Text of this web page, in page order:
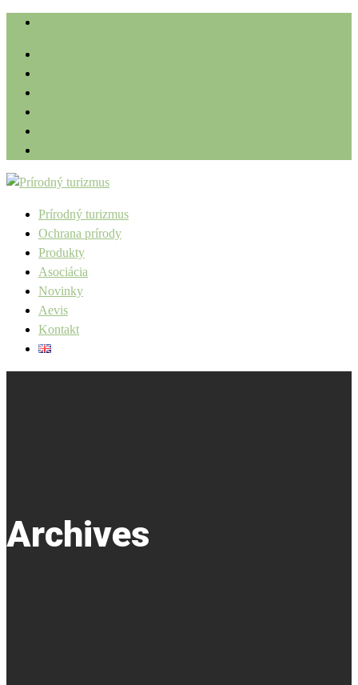
Prírodný turizmus
Ochrana prírody
Produkty
Asociácia
Novinky
Aevis
Kontakt
Archives